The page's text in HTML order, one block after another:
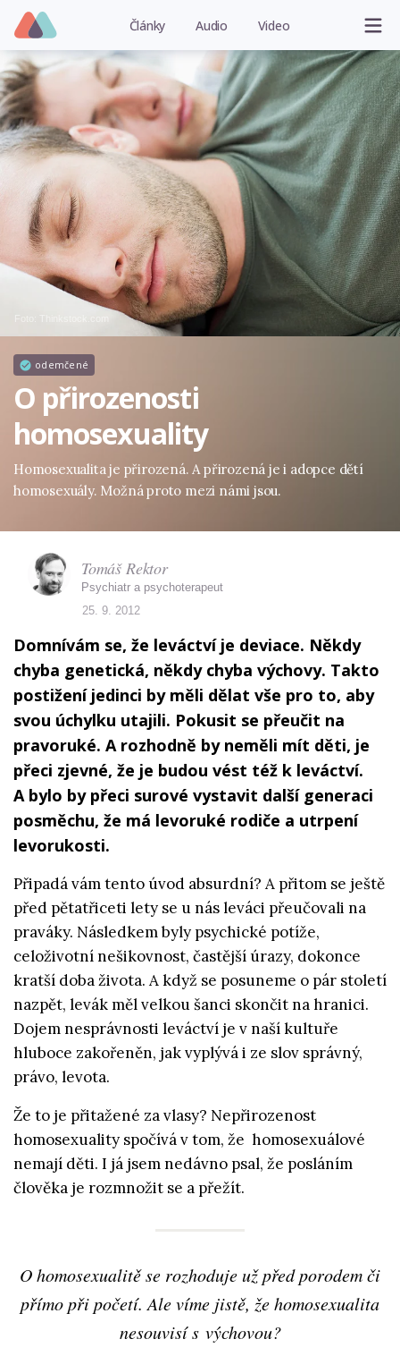
Články Audio Video
odemčené
O přirozenosti
homosexuality
Homosexualita je přirozená. A přirozená je i adopce dětí
homosexuály. Možná proto mezi námi jsou.
Domnívám se, že leváctví je deviace. Někdy
chyba genetická, někdy chyba výchovy. Takto
postižení jedinci by měli dělat vše pro to, aby
svou úchylku utajili. Pokusit se přeučit na
pravoruké. A rozhodně by neměli mít děti, je
přeci zjevné, že je budou vést též k leváctví.
A bylo by přeci surové vystavit další generaci
posměchu, že má levoruké rodiče a utrpení
levorukosti.
Připadá vám tento úvod absurdní? A přitom se ještě
před pětatřiceti lety se u nás leváci přeučovali na
praváky. Následkem byly psychické potíže,
celoživotní nešikovnost, častější úrazy, dokonce
kratší doba života. A když se posuneme o pár století
nazpět, levák měl velkou šanci skončit na hranici.
Dojem nesprávnosti leváctví je v naší kultuře
hluboce zakořeněn, jak vyplývá i ze slov správný,
právo, levota.
Že to je přitažené za vlasy? Nepřirozenost
homosexuality spočívá v tom, že homosexuálové
nemají děti. I já jsem nedávno psal, že posláním
člověka je rozmnožit se a přežít.
O homosexualitě se rozhoduje už před porodem či
přímo při početí. Ale víme jistě, že homosexualita
nesouvisí s výchovou?
Tomáš Rektor
Psychiatr a psychoterapeut
25. 9. 2012